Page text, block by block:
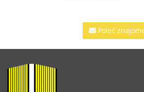
Poleć
O